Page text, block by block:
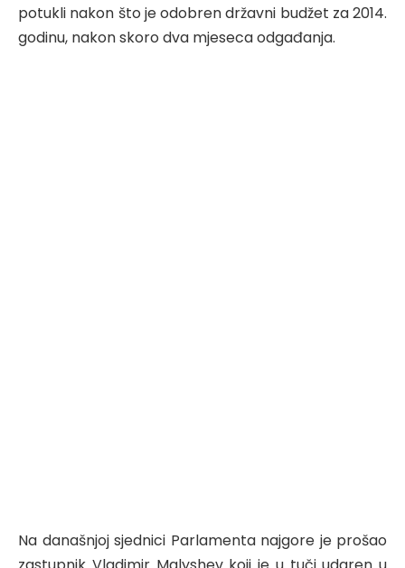
potukli nakon što je odobren državni budžet za 2014.
godinu, nakon skoro dva mjeseca odgađanja.
Na današnjoj sjednici Parlamenta najgore je prošao